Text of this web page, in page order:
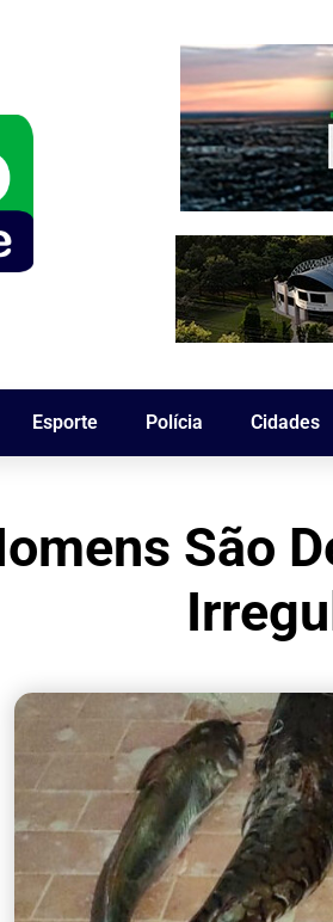
Esporte Polícia Cidades
São